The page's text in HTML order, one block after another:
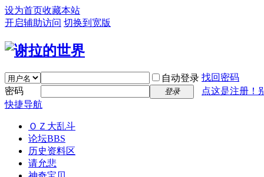
设为首页收藏本站
开启辅助访问 切换到宽版
自动登录 找回密码
密码
登录
点这是注册！
快捷导航
ＯＺ大乱斗
论坛BBS
历史资料区
请允悲